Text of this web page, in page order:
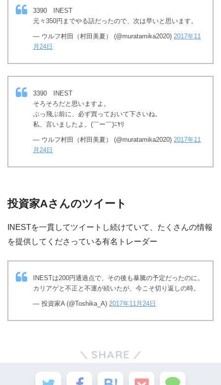
3390 INEST
元々350円までやる話だったので、次は早いと思います。
— ウルフ村田（村田美夏） (@muratamika2020) 2017年11
月24日
3390 INEST
そろそろだと思いますよ。
ぶっ飛ぶ前に、必ず買っておいて下さいね。
私、言いましたよ。(￣ー￣)ﾆﾔﾘ
— ウルフ村田（村田美夏） (@muratamika2020) 2017年11
月24日
投資家Aさんのツイート
INESTを一貫してツイートし続けていて、たくさんの情報
を提供してくださっている有名トレーダー
INESTは200円通過点で、その後も暴騰の予定だったのに。
カリアゲと不正と不運が続いたが、今こそ切り返しの時。
— 投資家A (@Toshika_A) 2017年11月24日
SHARE